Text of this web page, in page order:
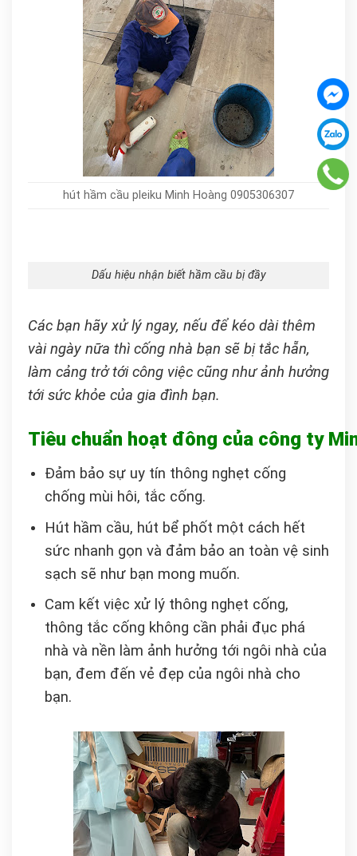
hút hầm cầu pleiku Minh Hoàng 0905306307
Dấu hiệu nhận biết hầm cầu bị đầy
Các bạn hãy xử lý ngay, nếu để kéo dài thêm
vài ngày nữa thì cống nhà bạn sẽ bị tắc hẵn,
làm cảng trở tới công việc cũng như ảnh hưởng
tới sức khỏe của gia đình bạn.
Tiêu chuẩn hoạt đông của công ty
Đảm bảo sự uy tín thông nghẹt cống
chống mùi hôi, tắc cống.
Hút hầm cầu, hút bể phốt một cách hết
sức nhanh gọn và đảm bảo an toàn vệ sinh
sạch sẽ như bạn mong muốn.
Cam kết việc xử lý thông nghẹt cống,
thông tắc cống không cần phải đục phá
nhà và nền làm ảnh hưởng tới ngôi nhà của
bạn, đem đến vẻ đẹp của ngôi nhà cho
bạn.